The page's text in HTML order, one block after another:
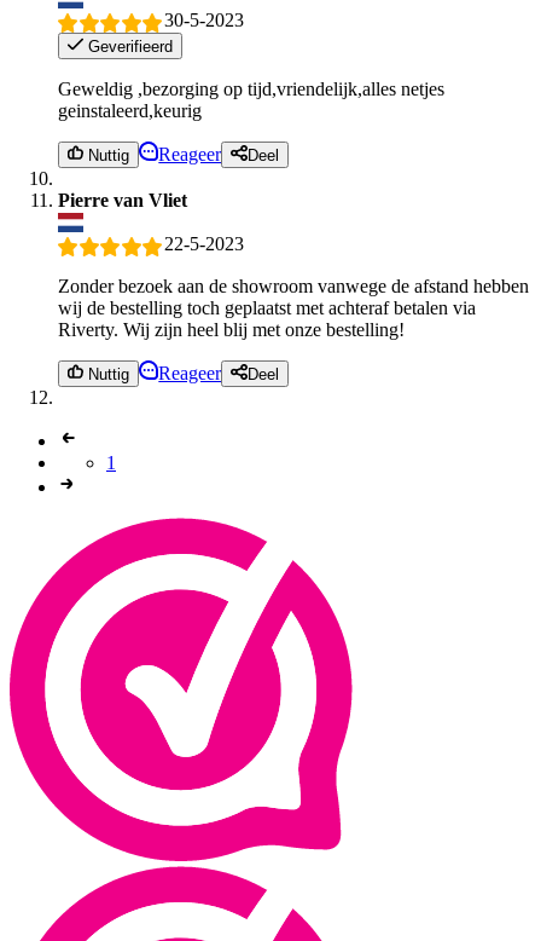
30-5-2023
Geverifieerd
Geweldig ,bezorging op tijd,vriendelijk,alles netjes
geinstaleerd,keurig
Nuttig Reageer Deel
Pierre van Vliet
22-5-2023
Zonder bezoek aan de showroom vanwege de afstand hebben
wij de bestelling toch geplaatst met achteraf betalen via
Riverty. Wij zijn heel blij met onze bestelling!
Nuttig Reageer Deel
1